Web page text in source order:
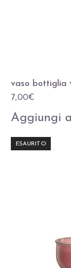
vaso bottiglia
7,00€
Aggiungi
ESAURITO